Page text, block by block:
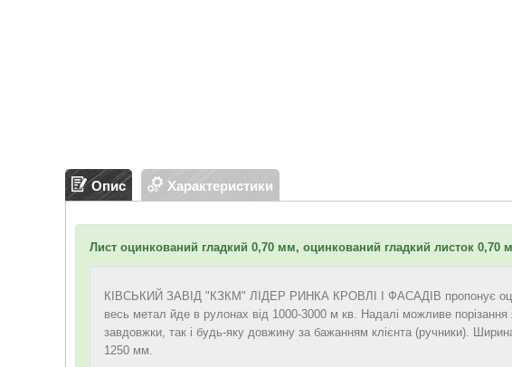
Опис Характеристики
Лист оцинкований гладкий 0,70 мм, оцинкований гладкий листок 0,70
КІВСЬКИЙ ЗАВІД "КЗКМ" ЛІДЕР РИНКА КРОВЛІ І ФАСАДІВ пропонує
весь метал йде в рулонах від 1000-3000 м кв. Надалі можливе
завдовжки, так і будь-яку довжину за бажанням клієнта (ручники).
1250 мм.